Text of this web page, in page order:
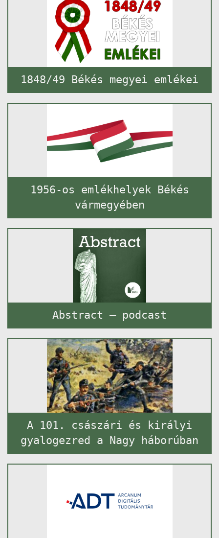
1848/49 Békés megyei emlékei
1956-os emlékhelyek Békés
vármegyében
Abstract – podcast
A 101. császári és királyi
gyalogezred a Nagy háborúban